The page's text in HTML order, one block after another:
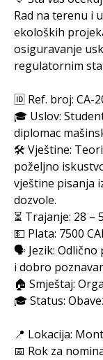
Rad na terenu i
ekoloških
osiguravanje
regulatornim
🆔 Ref. broj: CA-
🎓 Uslov:
diplomac
🛠️ Vještine:
poželjno
vještine pisanja
dozvole.
⏳ Trajanje: 28 –
💵 Plata: 7500
🗣️ Jezik: Odlično
i dobro
🏠 Smještaj:
🎓 Status:
📍 Lokacija:
📅 Rok za